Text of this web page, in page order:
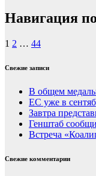
Навигация
1 2 … 44
Свежие записи
В общем
ЕС уже в
Завтра
Генштаб
Встреча
Свежие комментарии